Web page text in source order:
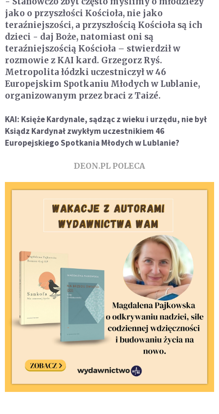
jako o przyszłości Kościoła, nie jako
teraźniejszości, a przyszłością Kościoła są ich
dzieci - daj Boże, natomiast oni są
teraźniejszością Kościoła – stwierdził w
rozmowie z KAI kard. Grzegorz Ryś.
Metropolita łódzki uczestniczył w 46
Europejskim Spotkaniu Młodych w Lublanie,
organizowanym przez braci z Taizé.
KAI: Księże Kardynale, sądząc z wieku i urzędu, nie był
Ksiądz Kardynał zwykłym uczestnikiem 46
Europejskiego Spotkania Młodych w Lublanie?
DEON.PL POLECA